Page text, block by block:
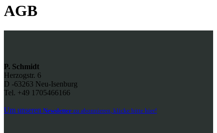
AGB
P. Schmidt
Herzogstr. 6
D -63263 Neu-Isenburg
Tel. +49 1705466166
Um unseren Newsletter zu abonnieren, klicke bitte hier!